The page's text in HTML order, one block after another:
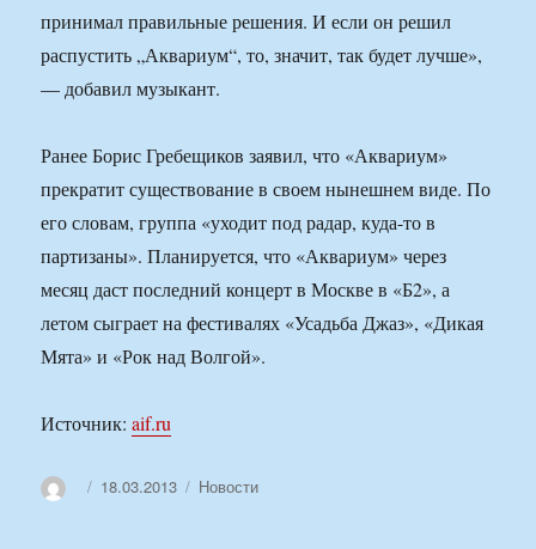
принимал правильные решения. И если он решил
распустить „Аквариум“, то, значит, так будет лучше»,
— добавил музыкант.
Ранее Борис Гребещиков заявил, что «Аквариум»
прекратит существование в своем нынешнем виде. По
его словам, группа «уходит под радар, куда-то в
партизаны». Планируется, что «Аквариум» через
месяц даст последний концерт в Москве в «Б2», а
летом сыграет на фестивалях «Усадьба Джаз», «Дикая
Мята» и «Рок над Волгой».
Источник:aif.ru
АвторОпубликовано
18.03.2013 Рубрики
Новости